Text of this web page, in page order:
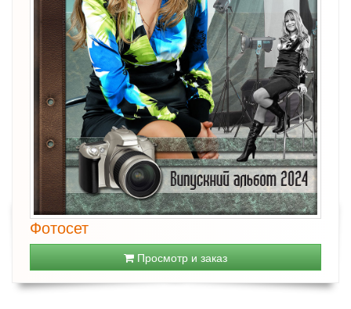
Фотосет
Просмотр и заказ